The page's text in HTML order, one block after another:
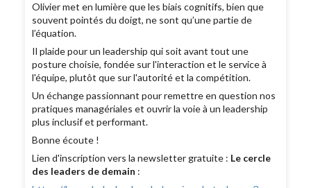
Olivier met en lumière que les biais cognitifs, bien que
souvent pointés du doigt, ne sont qu’une partie de
l’équation.
Il plaide pour un leadership qui soit avant tout une
posture choisie, fondée sur l'interaction et le service à
l'équipe, plutôt que sur l'autorité et la compétition.
Un échange passionnant pour remettre en question nos
pratiques managériales et ouvrir la voie à un leadership
plus inclusif et performant.
Bonne écoute !
Lien d'inscription vers la newsletter gratuite : Le cercle
des leaders de demain :